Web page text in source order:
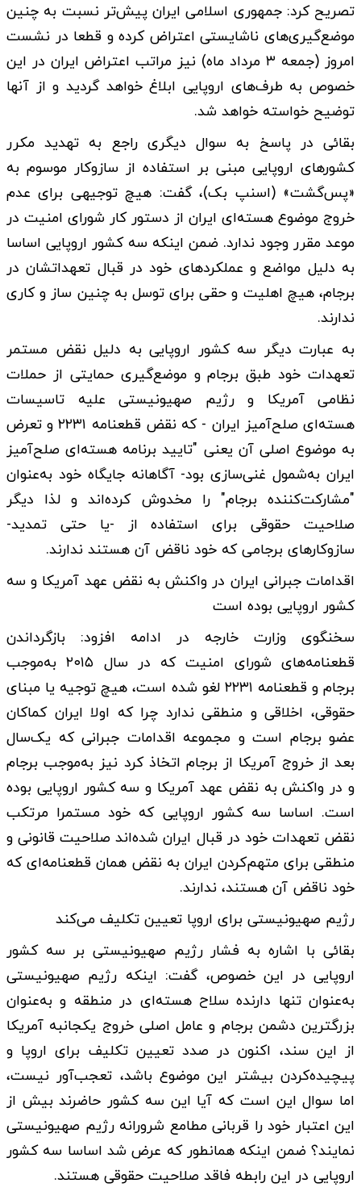
تصریح کرد: جمهوری اسلامی ایران پیش‌تر نسبت به چنین
موضع‌گیری‌های ناشایستی اعتراض کرده و قطعا در نشست
امروز (جمعه ۳ مرداد ماه) نیز مراتب اعتراض ایران در این
خصوص به طرف‌های اروپایی ابلاغ خواهد گردید و از آنها
توضیح خواسته خواهد شد.
بقائی در پاسخ به سوال دیگری راجع به تهدید مکرر
کشور‌های اروپایی مبنی بر استفاده از سازوکار موسوم به
«پس‌گشت» (اسنپ بک)، گفت: هیچ توجیهی برای عدم
خروج موضوع هسته‌ای ایران از دستور کار شورای امنیت در
موعد مقرر وجود ندارد. ضمن اینکه سه کشور اروپایی اساسا
به دلیل مواضع و عملکرد‌های خود در قبال تعهداتشان در
برجام، هیچ اهلیت و حقی برای توسل به چنین ساز و کاری
ندارند.
به عبارت دیگر سه کشور اروپایی به دلیل نقض مستمر
تعهدات خود طبق برجام و موضع‌گیری حمایتی از حملات
نظامی آمریکا و رژیم صهیونیستی علیه تاسیسات
هسته‌ای صلح‌آمیز ایران - که نقض قطعنامه ۲۲۳۱ و تعرض
به موضوع اصلی آن یعنی "تایید برنامه هسته‌ای صلح‌آمیز
ایران به‌شمول غنی‌سازی بود- آگاهانه جایگاه خود به‌عنوان
"مشارکت‌کننده برجام" را مخدوش کرده‌اند و لذا دیگر
صلاحیت حقوقی برای استفاده از -یا حتی تمدید-
سازوکار‌های برجامی که خود ناقض آن هستند ندارند.
اقدامات جبرانی ایران در واکنش به نقض عهد آمریکا و سه
کشور اروپایی بوده است
سخنگوی وزارت خارجه در ادامه افزود: بازگرداندن
قطعنامه‌های شورای امنیت که در سال ۲۰۱۵ به‌موجب
برجام و قطعنامه ۲۲۳۱ لغو شده است، هیچ توجیه یا مبنای
حقوقی، اخلاقی و منطقی ندارد چرا که اولا ایران کماکان
عضو برجام است و مجموعه اقدامات جبرانی که یک‌سال
بعد از خروج آمریکا از برجام اتخاذ کرد نیز به‌موجب برجام
و در واکنش به نقض عهد آمریکا و سه کشور اروپایی بوده
است. اساسا سه کشور اروپایی که خود مستمرا مرتکب
نقض تعهدات خود در قبال ایران شده‌اند صلاحیت قانونی و
منطقی برای متهم‌کردن ایران به نقض همان قطعنامه‌ای که
خود ناقض آن هستند، ندارند.
رژیم صهیونیستی برای اروپا تعیین تکلیف می‌کند
بقائی با اشاره به فشار رژیم صهیونیستی بر سه کشور
اروپایی در این خصوص، گفت: اینکه رژیم صهیونیستی
به‌عنوان تنها دارنده سلاح هسته‌ای در منطقه و به‌عنوان
بزرگترین دشمن برجام و عامل اصلی خروج یکجانبه آمریکا
از این سند، اکنون در صدد تعیین تکلیف برای اروپا و
پیچیده‌کردن بیشتر این موضوع باشد، تعجب‌آور نیست،
اما سوال این است که آیا این سه کشور حاضرند بیش از
این اعتبار خود را قربانی مطامع شرورانه رژیم صهیونیستی
نمایند؟ ضمن اینکه همانطور که عرض شد اساسا سه کشور
اروپایی در این رابطه فاقد صلاحیت حقوقی هستند.